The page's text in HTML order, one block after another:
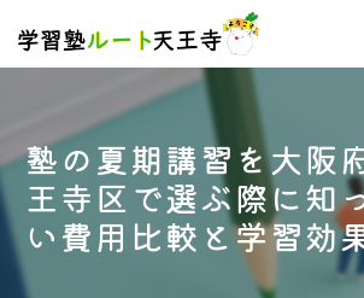
塾の夏期講習を大阪
王寺区で選ぶ際に知
い費用比較と学習効